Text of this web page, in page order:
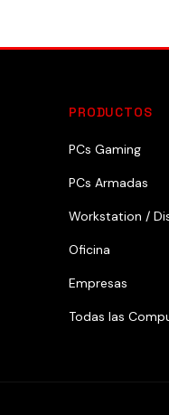
PRODUCTOS
PCs Gaming
PCs Armadas
Workstation /
Oficina
Empresas
Todas las